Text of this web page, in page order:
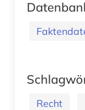
Recht